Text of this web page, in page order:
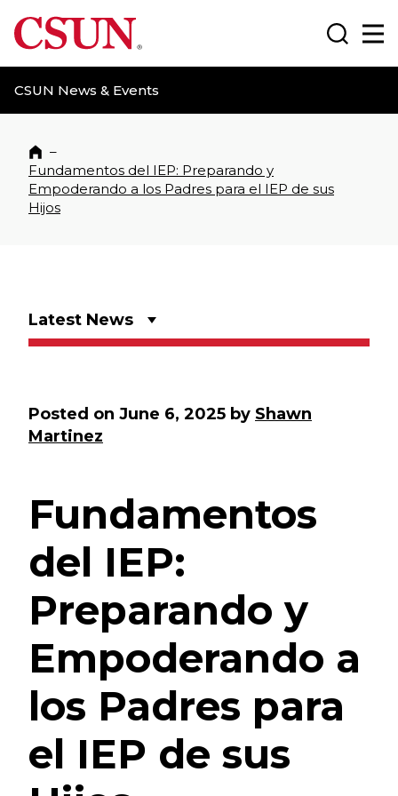
CSUN California State University Northridge
CSUN News & Events
Search
Home
–
Fundamentos del IEP: Preparando y
Empoderando a los Padres para el IEP de sus
Hijos
Latest News
Posted on June 6, 2025 by Shawn
Martinez
Fundamentos
del IEP:
Preparando y
Empoderando a
los Padres para
el IEP de sus